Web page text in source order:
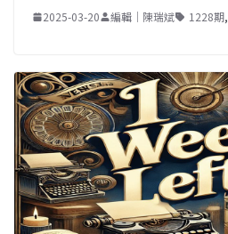
2025-03-20 編輯｜陳瑞斌 1228期,